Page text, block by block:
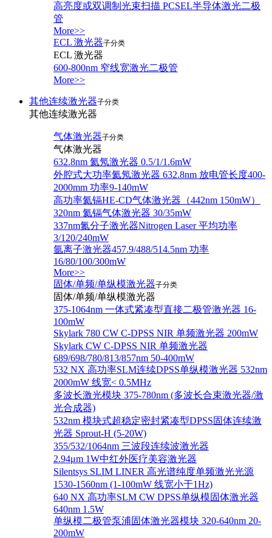
高亮度或双调制光束扫描 PCSEL半导体激光二极
管
More>>
ECL 激光器子分类
ECL 激光器
600-800nm 窄线宽激光二极管
More>>
其他连续激光器子分类
其他连续激光器
气体激光器子分类
气体激光器
632.8nm 氦氖激光器 0.5/1/1.6mW
外腔式大功率氦氖激光器 632.8nm 放电管长度400-
2000mm 功率9-140mW
高功率氦镉HE-CD气体激光器（442nm 150mW）
320nm 氦镉气体激光器 30/35mW
337nm氮分子激光器Nitrogen Laser 平均功率
3/120/240mW
氩离子激光器457.9/488/514.5nm 功率
16/80/100/300mW
More>>
固体/单频/单纵模激光器子分类
固体/单频/单纵模激光器
375-1064nm 一体式紧凑型直接二极管激光器 16-
100mW
Skylark 780 CW C-DPSS NIR 单频激光器 200mW
Skylark CW C-DPSS NIR 单频激光器
689/698/780/813/857nm 50-400mW
532 NX 高功率SLM连续DPSS单纵模激光器 532nm
2000mW 线宽< 0.5MHz
多波长激光模块 375-780nm (多波长合束激光器/激
光合成器)
532nm 模块式超稳定密封紧凑型DPSS固体连续激
光器 Sprout-H (5-20W)
355/532/1064nm 三波段连续波激光器
2.94μm 1W中红外医疗美容激光器
Silentsys SLIM LINER 高光谱纯度单频激光光源
1530-1560nm (1-100mW 线宽小于1Hz)
640 NX 高功率SLM CW DPSS单纵模固体激光器
640nm 1.5W
单纵模二极管泵浦固体激光器模块 320-640nm 20-
200mW